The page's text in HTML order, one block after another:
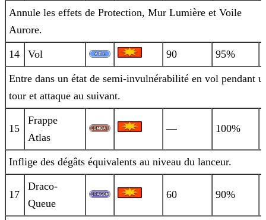
Annule les effets de Protection, Mur Lumière et Voile
Aurore.
14 Vol 90 95%
Entre dans un état de semi-invulnérabilité en vol pendant
tour et attaque au suivant.
15
Frappe
Atlas
— 100%
Inflige des dégâts équivalents au niveau du lanceur.
17
Draco-
Queue
60 90%